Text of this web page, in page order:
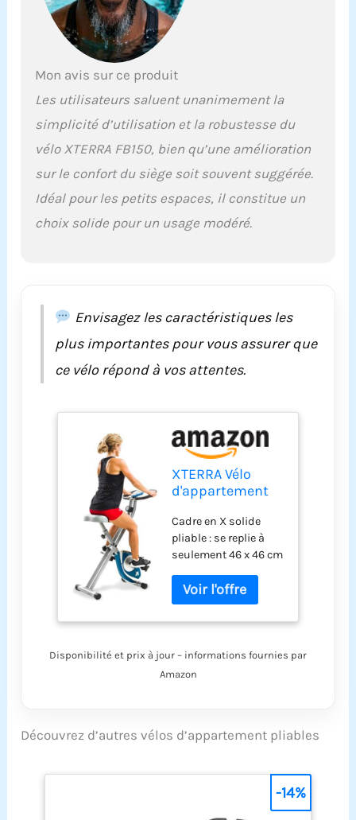
Mon avis sur ce produit
Les utilisateurs saluent unanimement la
simplicité d’utilisation et la robustesse du
vélo XTERRA FB150, bien qu’une amélioration
sur le confort du siège soit souvent suggérée.
Idéal pour les petits espaces, il constitue un
choix solide pour un usage modéré.
Envisagez les caractéristiques les
plus importantes pour vous assurer que
ce vélo répond à vos attentes.
XTERRA Vélo
d'appartement
fitness, capacité
de charge de 102
kg, sans fil,
alimenté par
batterie avec
cadre en X
solide, siège et
rembourrés,
sangles de pieds
Cadre en X solide
pliable : se replie à
seulement 46 x 46 cm
lorsqu'il n'est pas
utilisé Conçu pour le
confort : grand siège
guidon rembourré
multi-positions
la distance, le temps,
pouls 8 niveaux de
Disponibilité et prix à jour – informations fournies par
Amazon
Découvrez d’autres vélos d’appartement pliables
-14%